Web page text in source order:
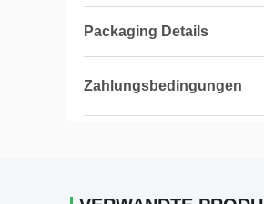
Packaging Details
Zahlungsbedingungen